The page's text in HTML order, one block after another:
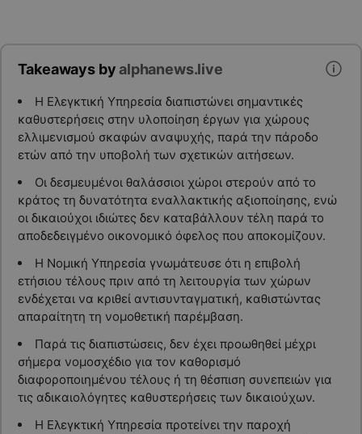
Takeaways byalphanews.live
Η Ελεγκτική Υπηρεσία διαπιστώνει σημαντικές
καθυστερήσεις στην υλοποίηση έργων για χώρους
ελλιμενισμού σκαφών αναψυχής, παρά την πάροδο
ετών από την υποβολή των σχετικών αιτήσεων.
Οι δεσμευμένοι θαλάσσιοι χώροι στερούν από το
κράτος τη δυνατότητα εναλλακτικής αξιοποίησης, ενώ
οι δικαιούχοι ιδιώτες δεν καταβάλλουν τέλη παρά το
αποδεδειγμένο οικονομικό όφελος που αποκομίζουν.
Η Νομική Υπηρεσία γνωμάτευσε ότι η επιβολή
ετήσιου τέλους πριν από τη λειτουργία των χώρων
ενδέχεται να κριθεί αντισυνταγματική, καθιστώντας
απαραίτητη τη νομοθετική παρέμβαση.
Παρά τις διαπιστώσεις, δεν έχει προωθηθεί μέχρι
σήμερα νομοσχέδιο για τον καθορισμό
διαφοροποιημένου τέλους ή τη θέσπιση συνεπειών για
τις αδικαιολόγητες καθυστερήσεις των δικαιούχων.
Η Ελεγκτική Υπηρεσία προτείνει την παροχή